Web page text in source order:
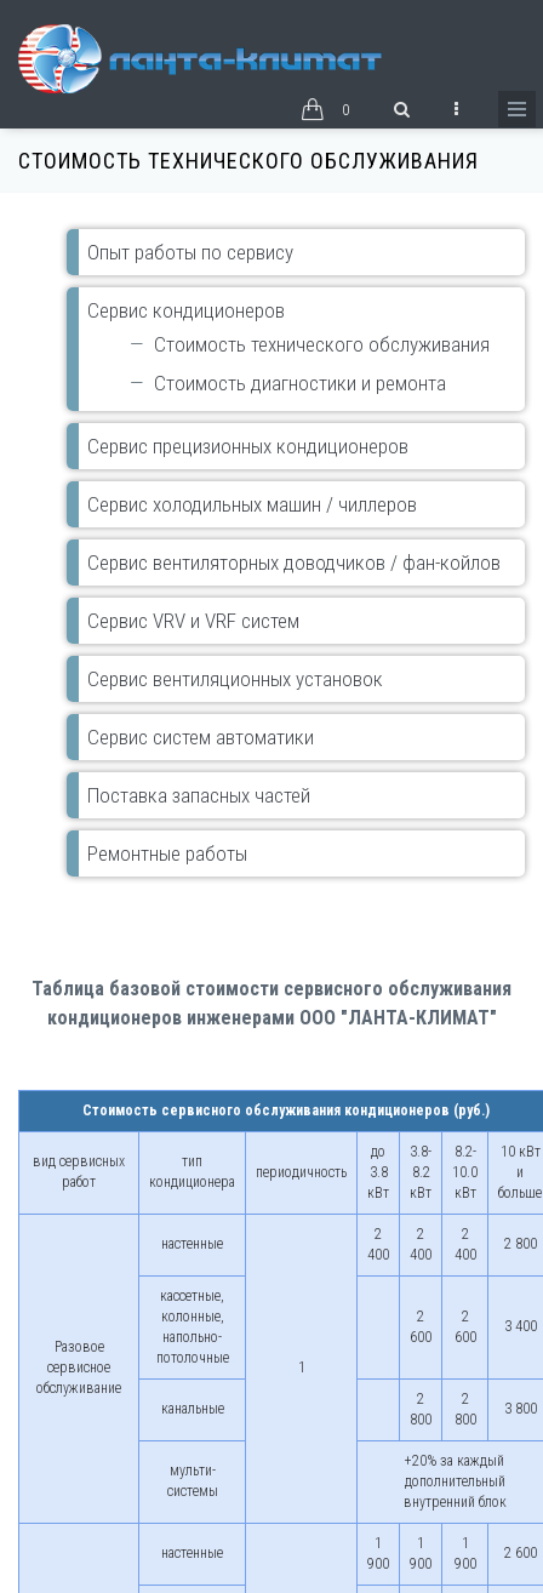
основному
0
СТОИМОСТЬ ТЕХНИЧЕСКОГО ОБСЛУЖИВАНИЯ
Основная
навигация
Опыт работы по сервису
Сервис кондиционеров
Стоимость технического обслуживания
Стоимость диагностики и ремонта
Сервис прецизионных кондиционеров
Сервис холодильных машин / чиллеров
Сервис вентиляторных доводчиков / фан-койлов
Сервис VRV и VRF систем
Сервис вентиляционных установок
Сервис систем автоматики
Поставка запасных частей
Ремонтные работы
Таблица базовой стоимости сервисного обслуживания
кондиционеров инженерами ООО "ЛАНТА-КЛИМАТ"
Стоимость сервисного обслуживания кондиционеров (руб.)
вид сервисных
работ
тип
кондиционера
периодичность
до
3.8
кВт
3.8-
8.2
кВт
8.2-
10.0
кВт
10 кВт
и
больше
Разовое
сервисное
обслуживание
настенные
1
2
400
2
400
2
400
2 800
кассетные,
колонные,
напольно-
потолочные
2
600
2
600
3 400
канальные
2
800
2
800
3 800
мульти-
системы
+20% за каждый
дополнительный
внутренний блок
настенные
1
900
1
900
1
900
2 600